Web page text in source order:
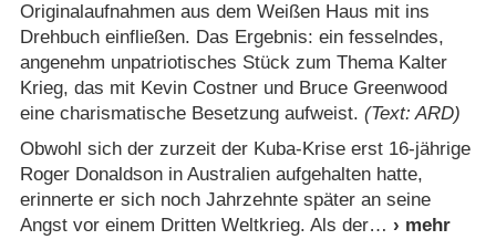
Originalaufnahmen aus dem Weißen Haus mit ins
Drehbuch einfließen. Das Ergebnis: ein fesselndes,
angenehm unpatriotisches Stück zum Thema Kalter
Krieg, das mit Kevin Costner und Bruce Greenwood
eine charismatische Besetzung aufweist. (Text: ARD)
Obwohl sich der zurzeit der Kuba-Krise erst 16-jährige
Roger Donaldson in Australien aufgehalten hatte,
erinnerte er sich noch Jahrzehnte später an seine
Angst vor einem Dritten Weltkrieg. Als der